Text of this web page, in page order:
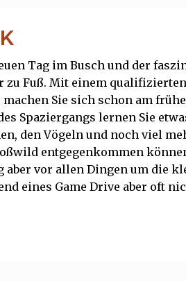
Tag im Busch und der
zu Fuß. Mit einem
Sie sich schon am
Spaziergangs lernen Sie
den Vögeln und noch viel
entgegenkommen
aber vor allen Dingen um die
eines Game Drive aber oft